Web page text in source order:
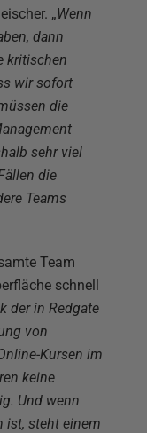
„Wenn
dann
kritischen
wir sofort
die
sehr viel
die
Teams
Team
schnell
der in Redgate
von
Kursen im
keine
Und wenn
ist, steht einem